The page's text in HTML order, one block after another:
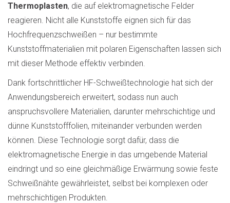
Thermoplasten, die auf elektromagnetische Felder
reagieren. Nicht alle Kunststoffe eignen sich für das
Hochfrequenzschweißen – nur bestimmte
Kunststoffmaterialien mit polaren Eigenschaften lassen sich
mit dieser Methode effektiv verbinden.
Dank fortschrittlicher HF-Schweißtechnologie hat sich der
Anwendungsbereich erweitert, sodass nun auch
anspruchsvollere Materialien, darunter mehrschichtige und
dünne Kunststofffolien, miteinander verbunden werden
können. Diese Technologie sorgt dafür, dass die
elektromagnetische Energie in das umgebende Material
eindringt und so eine gleichmäßige Erwärmung sowie feste
Schweißnähte gewährleistet, selbst bei komplexen oder
mehrschichtigen Produkten.